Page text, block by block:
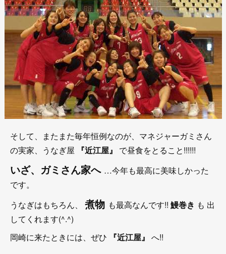
そして、またまた毎年恒例なのが、マネジャーガミさん
の実家、うなぎ屋
『近江屋』 で昼食をとること!!!!!!
いざ、ガミさん家へ …今年も最高に美味しかった
です。
うなぎはもちろん、 煮物 も最高なんです!! 鰻巻き も 出
してくれます(^.^)
岡崎に来たときには、ぜひ
『近江屋』 へ!!